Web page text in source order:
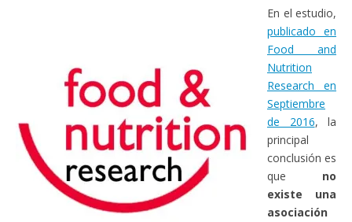
En el estudio,
publicado en
Food and
Nutrition
Research en
Septiembre
de 2016, la
principal
conclusión es
que no
existe una
asociación